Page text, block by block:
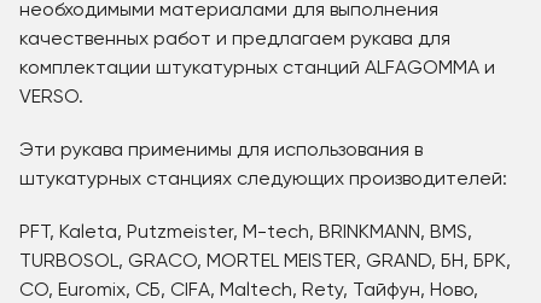
необходимыми материалами для выполнения
качественных работ и предлагаем рукава для
комплектации штукатурных станций ALFAGOMMA и
VERSO.
Эти рукава применимы для использования в
штукатурных станциях следующих производителей:
PFT, Kaleta, Putzmeister, M-tech, BRINKMANN, BMS,
TURBOSOL, GRACO, MORTEL MEISTER, GRAND, БН, БРК,
СО, Euromix, СБ, CIFA, Maltech, Rety, Тайфун, Ново,